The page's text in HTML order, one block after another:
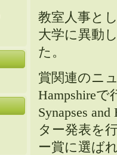
教室人事と
大学に異動
た。
賞関連のニ
Hampshireで
Synapses
ター発表を
ー賞に選ば